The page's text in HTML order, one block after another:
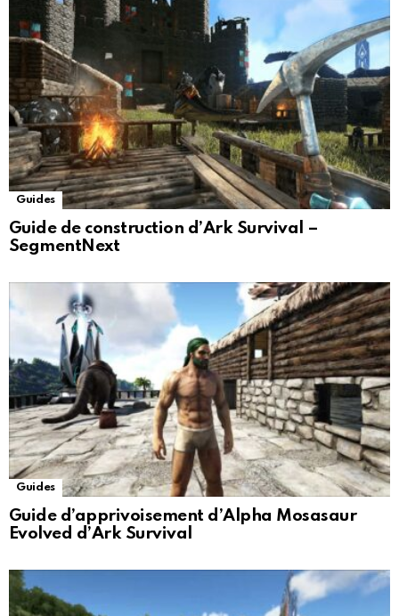
Guides
Guide de construction d’Ark Survival –
SegmentNext
Guides
Guide d’apprivoisement d’Alpha Mosasaur
Evolved d’Ark Survival